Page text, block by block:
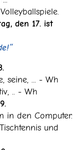
den 17. ist
seine, ... - Wh
.. - Wh
in den Computer.
und